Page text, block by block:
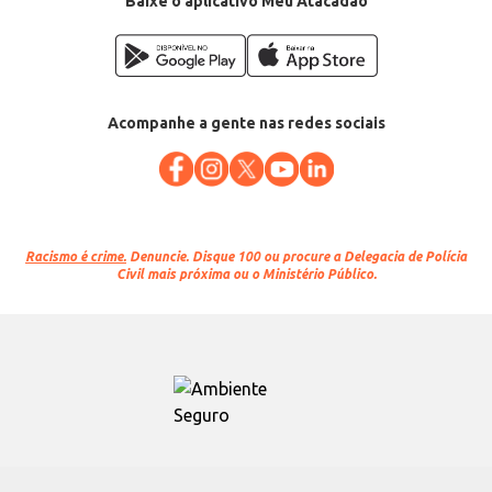
Acompanhe a gente nas redes sociais
Racismo é crime. Denuncie. Disque 100 ou procure a Delegacia de Polícia
Civil mais próxima ou o Ministério Público.